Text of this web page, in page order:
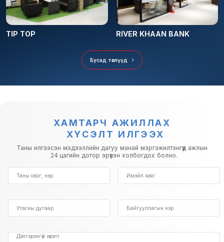
TIP TOP RIVER KHAAN BANK
Бусад төслүүд
ХАМТАРЧ АЖИЛЛАХ
ХҮСЭЛТ ИЛГЭЭХ
Таны илгээсэн мэдээллийн дагуу манай мэргэжилтэнгүүд ажлын
24 цагийн дотор эрүүлэн холбогдох болно.